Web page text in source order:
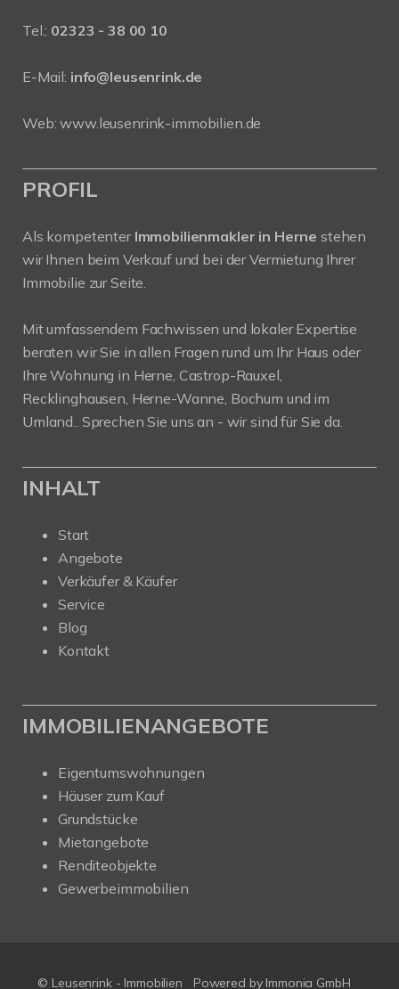
Tel.: 02323 - 38 00 10
E-Mail: info@leusenrink.de
Web:www.leusenrink-immobilien.de
PROFIL
Als kompetenter Immobilienmakler in Herne stehen
wir Ihnen beim Verkauf und bei der Vermietung Ihrer
Immobilie zur Seite.
Mit umfassendem Fachwissen und lokaler Expertise
beraten wir Sie in allen Fragen rund um Ihr Haus oder
Ihre Wohnung in Herne, Castrop-Rauxel,
Recklinghausen, Herne-Wanne, Bochum und im
Umland.. Sprechen Sie uns an - wir sind für Sie da.
INHALT
Start
Angebote
Verkäufer & Käufer
Service
Blog
Kontakt
IMMOBILIENANGEBOTE
Eigentumswohnungen
Häuser zum Kauf
Grundstücke
Mietangebote
Renditeobjekte
Gewerbeimmobilien
© Leusenrink - Immobilien Powered by Immonia GmbH